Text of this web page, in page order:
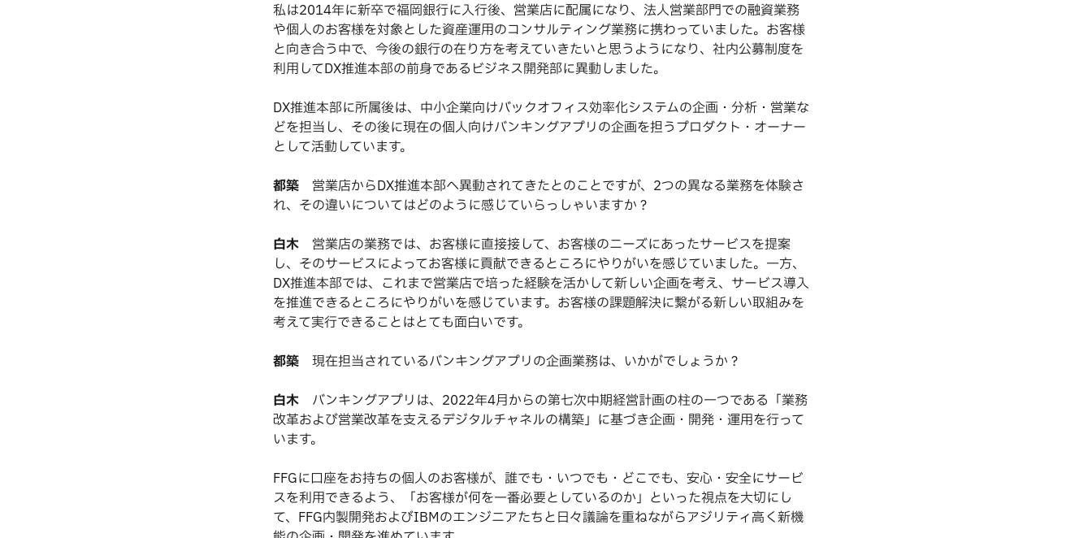
私は2014年に新卒で福岡銀行に入行後、営業店に配属になり、法人営業部門での融資業務
や個人のお客様を対象とした資産運用のコンサルティング業務に携わっていました。お客様
と向き合う中で、今後の銀行の在り方を考えていきたいと思うようになり、社内公募制度を
利用してDX推進本部の前身であるビジネス開発部に異動しました。
DX推進本部に所属後は、中小企業向けバックオフィス効率化システムの企画・分析・営業な
どを担当し、その後に現在の個人向けバンキングアプリの企画を担うプロダクト・オーナー
として活動しています。
都築 営業店からDX推進本部へ異動されてきたとのことですが、2つの異なる業務を体験さ
れ、その違いについてはどのように感じていらっしゃいますか？
白木 営業店の業務では、お客様に直接接して、お客様のニーズにあったサービスを提案
し、そのサービスによってお客様に貢献できるところにやりがいを感じていました。一方、
DX推進本部では、これまで営業店で培った経験を活かして新しい企画を考え、サービス導入
を推進できるところにやりがいを感じています。お客様の課題解決に繋がる新しい取組みを
考えて実行できることはとても面白いです。
都築 現在担当されているバンキングアプリの企画業務は、いかがでしょうか？
白木 バンキングアプリは、2022年4月からの第七次中期経営計画の柱の一つである「業務
改革および営業改革を支えるデジタルチャネルの構築」に基づき企画・開発・運用を行って
います。
FFGに口座をお持ちの個人のお客様が、誰でも・いつでも・どこでも、安心・安全にサービ
スを利用できるよう、「お客様が何を一番必要としているのか」といった視点を大切にし
て、FFG内製開発およびIBMのエンジニアたちと日々議論を重ねながらアジリティ高く新機